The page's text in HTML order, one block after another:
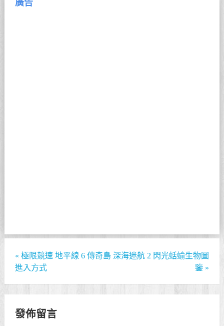
廣告
« 極限競速 地平線 6 傳奇島
進入方式
深海迷航 2 閃光蛞蝓生物圖
鑒 »
發佈留言